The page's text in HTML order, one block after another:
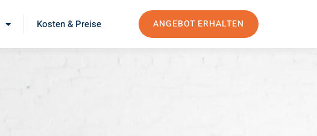
Kosten & Preise ANGEBOT ERHALTEN